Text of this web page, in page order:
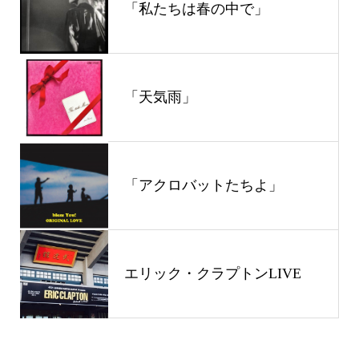
「私たちは春の中で」
「天気雨」
「アクロバットたちよ」
エリック・クラプトンLIVE